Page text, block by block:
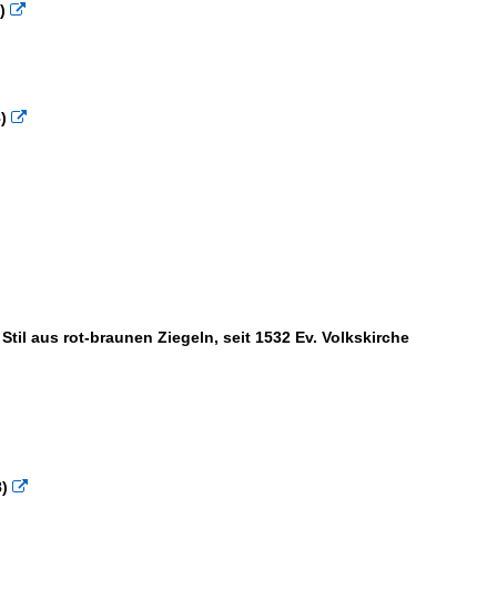


aus rot-braunen Ziegeln, seit 1532 Ev. Volkskirche
